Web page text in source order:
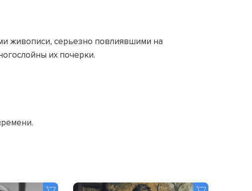
живописи, серьезно повлиявшими на
их почерки.